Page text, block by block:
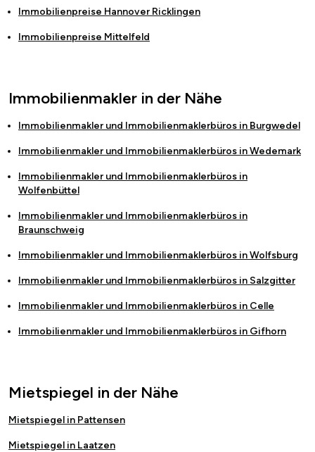
Immobilienpreise Hannover Ricklingen
Immobilienpreise Mittelfeld
Immobilienmakler in der Nähe
Immobilienmakler und Immobilienmaklerbüros in Burgwedel
Immobilienmakler und Immobilienmaklerbüros inWedemark
Immobilienmakler und Immobilienmaklerbüros in
Wolfenbüttel
Immobilienmakler und Immobilienmaklerbüros in
Braunschweig
Immobilienmakler und Immobilienmaklerbüros inWolfsburg
Immobilienmakler und Immobilienmaklerbüros in Salzgitter
Immobilienmakler und Immobilienmaklerbüros in Celle
Immobilienmakler und Immobilienmaklerbüros in Gifhorn
Mietspiegel in der Nähe
Mietspiegel in Pattensen
Mietspiegel in Laatzen